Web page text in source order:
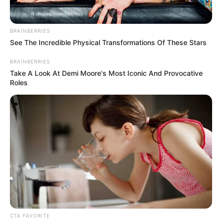
Es importante mencionar que el pasaje de Transmilenio
BRAINBERRIES
See The Incredible Physical Transformations Of These Stars
BRAINBERRIES
Take A Look At Demi Moore's Most Iconic And Provocative
Roles
CTA FAVORITE